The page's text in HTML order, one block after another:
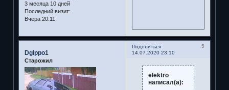
3 месяца 10 дней
Последний визит:
Вчера 20:11
Поделиться
5
14.07.2020 23:10
Dgippo1
Старожил
elektro
написал(а):